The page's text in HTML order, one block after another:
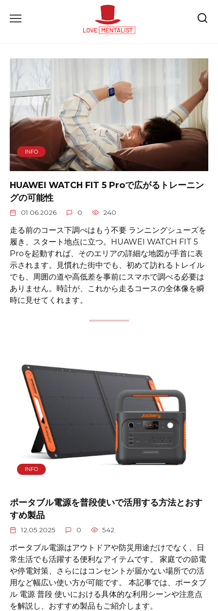
INFO
HUAWEI WATCH FIT 5 Proで広がるトレーニン
グの可能性
01.06.2026 0 240
走る前のコース下調べはもう不要 ランニングシューズを
履き、スタート地点に立つ。HUAWEI WATCH FIT 5
Proを起動すれば、そのエリアの詳細な地図が手首に表
示されます。見慣れた街中でも、初めて訪れるトレイル
でも、周囲の道や高低差を事前にスマホで調べる必要は
ありません。時計が、これから走るコースの全体像を瞬
時に見せてくれます。
INFO
ポータブル電源を普段使いで活用する方法とおす
すめ製品
12.05.2025 0 542
ポータブル電源はアウトドアや防災用途だけでなく、日
常生活でも活躍する便利なアイテムです。 家庭での節電
や停電対策、さらにはコンセントが届かない場所での活
用など幅広い使い方が可能です。 本記事では、ポータブ
ル 電源 普段 使いにおける具体的な利用シーンや注意点
を解説し、おすすめ製品もご紹介します。